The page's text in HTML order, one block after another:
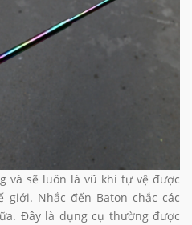
và sẽ luôn là vũ khí tự vệ được
Nhắc đến Baton chắc các
Đây là dụng cụ thường được